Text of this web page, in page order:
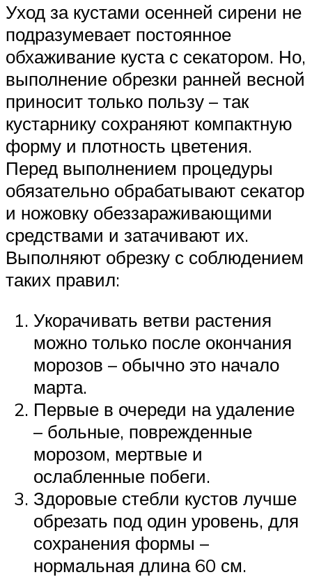
Уход за кустами осенней сирени не
подразумевает постоянное
обхаживание куста с секатором. Но,
выполнение обрезки ранней весной
приносит только пользу – так
кустарнику сохраняют компактную
форму и плотность цветения.
Перед выполнением процедуры
обязательно обрабатывают секатор
и ножовку обеззараживающими
средствами и затачивают их.
Выполняют обрезку с соблюдением
таких правил:
Укорачивать ветви растения
можно только после окончания
морозов – обычно это начало
марта.
Первые в очереди на удаление
– больные, поврежденные
морозом, мертвые и
ослабленные побеги.
Здоровые стебли кустов лучше
обрезать под один уровень, для
сохранения формы –
нормальная длина 60 см.